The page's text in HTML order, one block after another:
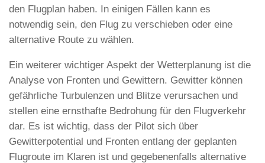
den Flugplan haben. In einigen Fällen kann es
notwendig sein, den Flug zu verschieben oder eine
alternative Route zu wählen.
Ein weiterer wichtiger Aspekt der Wetterplanung ist die
Analyse von Fronten und Gewittern. Gewitter können
gefährliche Turbulenzen und Blitze verursachen und
stellen eine ernsthafte Bedrohung für den Flugverkehr
dar. Es ist wichtig, dass der Pilot sich über
Gewitterpotential und Fronten entlang der geplanten
Flugroute im Klaren ist und gegebenenfalls alternative